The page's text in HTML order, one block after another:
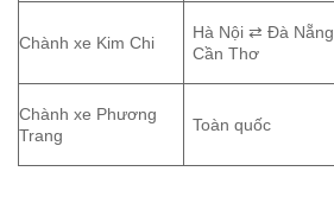
Chành xe Kim Chi
Hà Nội ⇄ Đà Nẵng,
Cần Thơ
Chành xe Phương
Trang
Toàn quốc